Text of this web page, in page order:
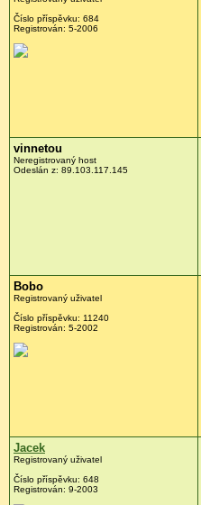
Číslo příspěvku: 684
Registrován: 5-2006
vinnetou
Neregistrovaný host
Odeslán z: 89.103.117.145
Bobo
Registrovaný uživatel
Číslo příspěvku: 11240
Registrován: 5-2002
Jacek
Registrovaný uživatel
Číslo příspěvku: 648
Registrován: 9-2003